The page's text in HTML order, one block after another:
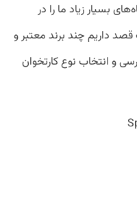
بسیار زیاد ما را در
داریم چند برند معتبر و
و انتخاب نوع کارتخوان